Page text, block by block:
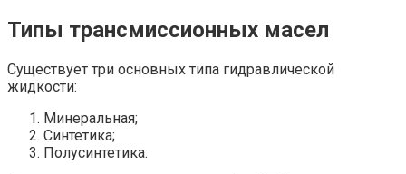
Типы трансмиссионных масел
Существует три основных типа гидравлической
жидкости:
Минеральная;
Синтетика;
Полусинтетика.